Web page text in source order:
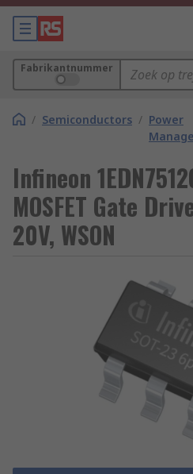
Fabrikantnummer
/ Semiconductors / Power
Infineon
MOSFET Gate
20V, WSON